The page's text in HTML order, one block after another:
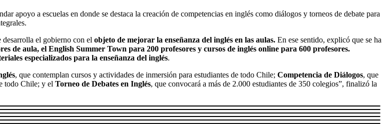
apoyo a escuelas en donde se destaca la creación de competencias en inglés como diálogos y torneos de debate para
desarrolla el gobierno con el objeto de mejorar la enseñanza del inglés en las aulas. En ese sentido, explicó que se ha
de aula, el English Summer Town para 200 profesores y cursos de inglés online para 600 profesores.
especializados para la enseñanza del inglés.
, que contemplan cursos y actividades de inmersión para estudiantes de todo Chile; Competencia de Diálogos, que
todo Chile; y el Torneo de Debates en Inglés, que convocará a más de 2.000 estudiantes de 350 colegios”, finalizó la